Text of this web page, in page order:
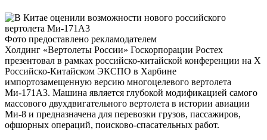
Фото предоставлено рекламодателем
Холдинг «Вертолеты России» Госкорпорации Ростех
презентовал в рамках российско-китайской конференции на Х
Российско-Китайском ЭКСПО в Харбине
импортозамещенную версию многоцелевого вертолета
Ми-171А3. Машина является глубокой модификацией самого
массового двухдвигательного вертолета в истории авиации
Ми-8 и предназначена для перевозки грузов, пассажиров,
офшорных операций, поисково-спасательных работ.